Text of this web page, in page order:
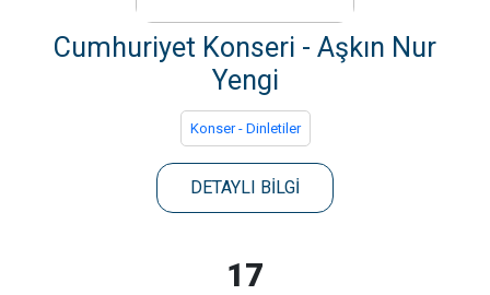
Cumhuriyet Konseri - Aşkın Nur
Yengi
Konser - Dinletiler
DETAYLI BİLGİ
17